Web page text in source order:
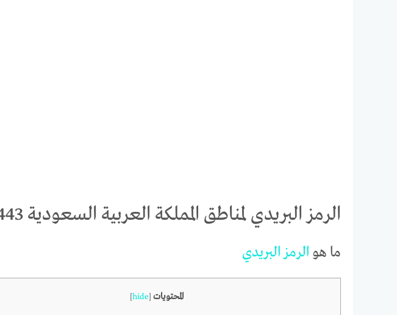
الرمز البريدي لمناطق المملكة العربية السعودية 1443
ما هو الرمز البريدي
المحتويات [
hide
]